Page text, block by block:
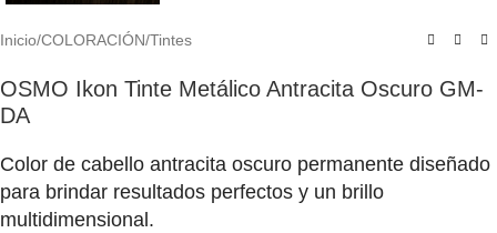
Inicio/COLORACIÓN/Tintes
OSMO Ikon Tinte Metálico Antracita Oscuro GM-
DA
Color de cabello antracita oscuro permanente diseñado
para brindar resultados perfectos y un brillo
multidimensional.